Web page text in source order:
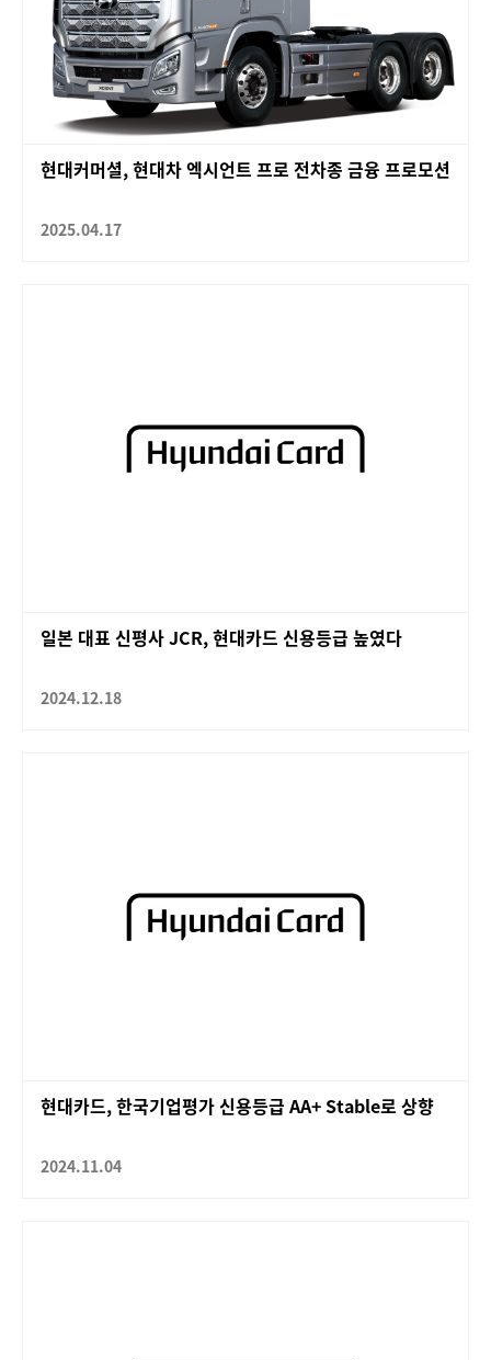
현대커머셜, 현대차 엑시언트 프로 전차종 금융 프로모션
2025.04.17
일본 대표 신평사 JCR, 현대카드 신용등급 높였다
2024.12.18
현대카드, 한국기업평가 신용등급 AA+ Stable로 상향
2024.11.04